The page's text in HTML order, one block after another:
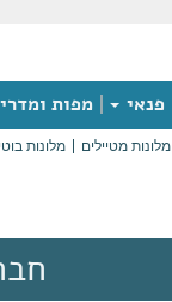
פנאי מפות
מלונות מטיילים מלונות